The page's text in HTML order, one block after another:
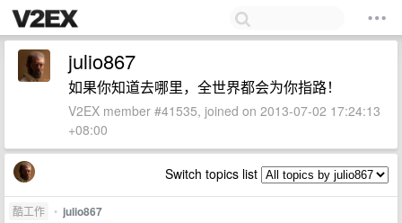
julio867
如果你知道去哪里，全世界都会为你指路！
V2EX member #41535, joined on 2013-07-02 17:24:13
+08:00
Switch topics list
酷工作 • julio867